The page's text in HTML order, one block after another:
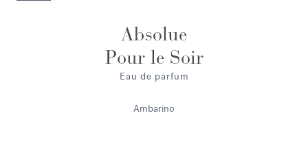
Absolue
Pour le Soir
Eau de parfum
Ambarino